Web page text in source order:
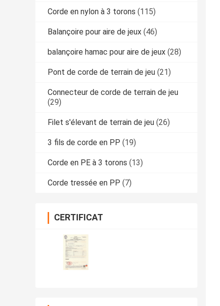
Corde en nylon à 3 torons (115)
Balançoire pour aire de jeux (46)
balançoire hamac pour aire de jeux (28)
Pont de corde de terrain de jeu (21)
Connecteur de corde de terrain de jeu
(29)
Filet s'élevant de terrain de jeu (26)
3 fils de corde en PP (19)
Corde en PE à 3 torons (13)
Corde tressée en PP (7)
CERTIFICAT